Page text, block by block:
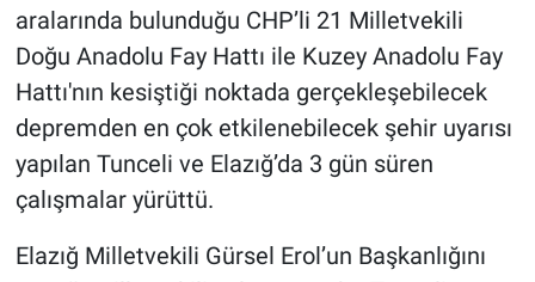
aralarında bulunduğu CHP’li 21 Milletvekili
Doğu Anadolu Fay Hattı ile Kuzey Anadolu Fay
Hattı'nın kesiştiği noktada gerçekleşebilecek
depremden en çok etkilenebilecek şehir uyarısı
yapılan Tunceli ve Elazığ’da 3 gün süren
çalışmalar yürüttü.
Elazığ Milletvekili Gürsel Erol’un Başkanlığını